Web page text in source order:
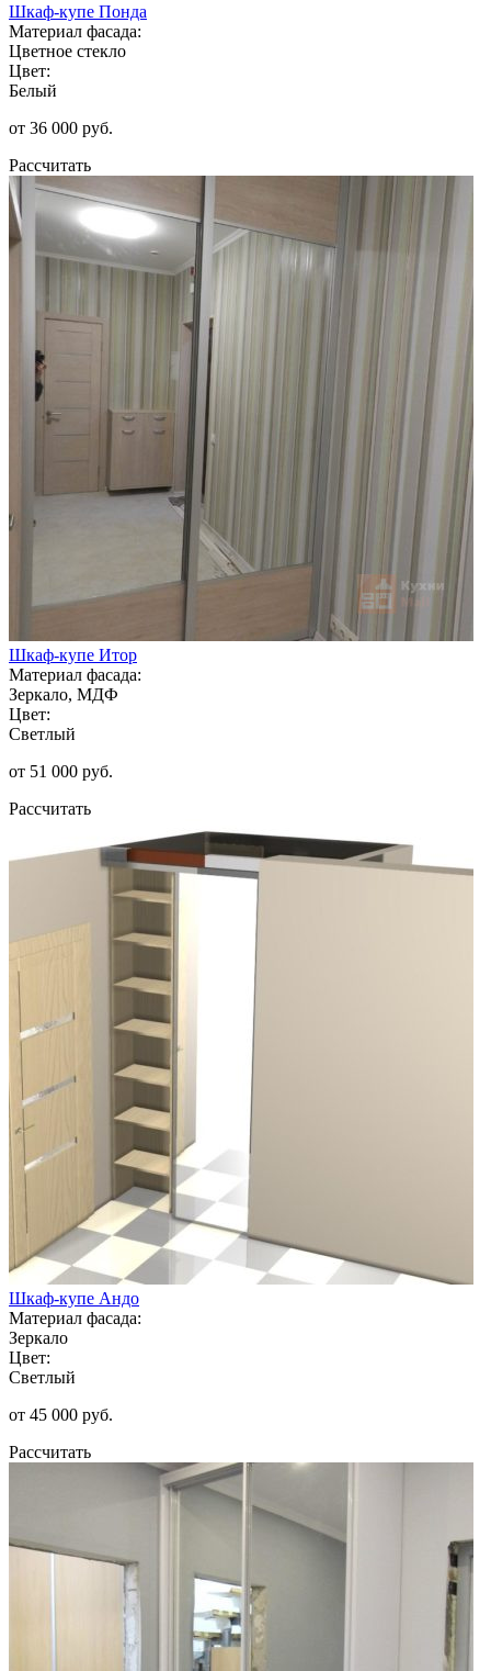
Шкаф-купе Понда
Материал фасада:
Цветное стекло
Цвет:
Белый
от 36 000 руб.
Рассчитать
Шкаф-купе Итор
Материал фасада:
Зеркало, МДФ
Цвет:
Светлый
от 51 000 руб.
Рассчитать
Шкаф-купе Андо
Материал фасада:
Зеркало
Цвет:
Светлый
от 45 000 руб.
Рассчитать